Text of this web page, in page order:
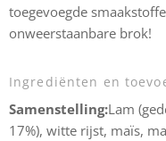
toegevoegde
onweerstaanbare brok!
Ingrediënten en
Samenstelling:Lam
17%), witte rijst, maïs,